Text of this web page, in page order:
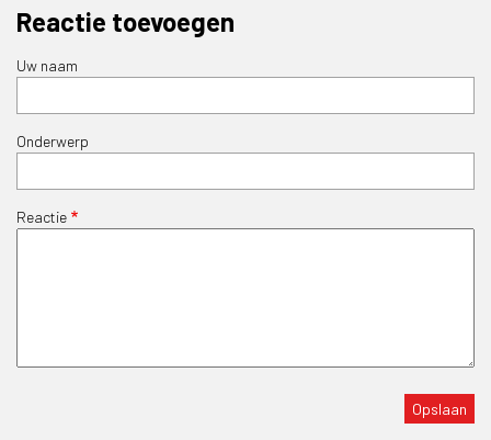
Reactie toevoegen
Uw naam
Onderwerp
Reactie